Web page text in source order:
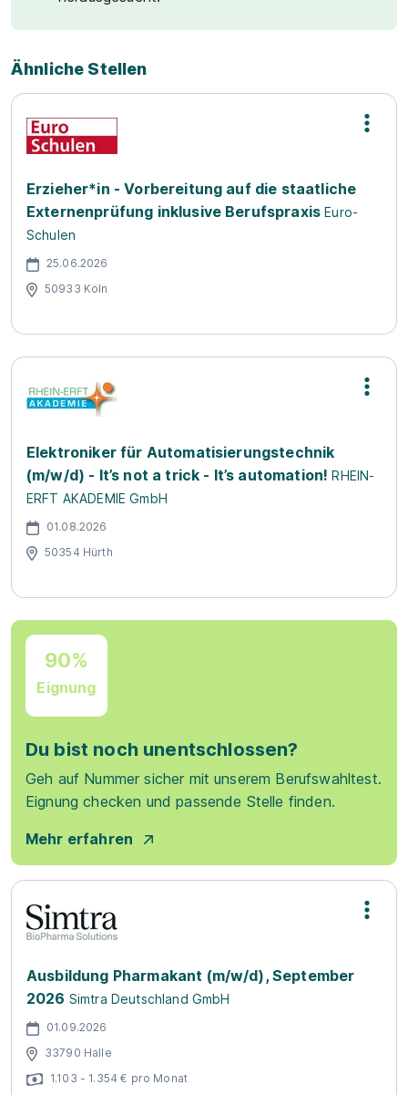
Ähnliche Stellen
Erzieher*in - Vorbereitung auf die staatliche
Externenprüfung inklusive Berufspraxis Euro-
Schulen
25.06.2026
50933 Köln
Elektroniker für Automatisierungstechnik
(m/w/d) - It’s not a trick - It’s automation! RHEIN-
ERFT AKADEMIE GmbH
01.08.2026
50354 Hürth
90%
Eignung
Du bist noch unentschlossen?
Geh auf Nummer sicher mit unserem Berufswahltest.
Eignung checken und passende Stelle finden.
Mehr erfahren
Ausbildung Pharmakant (m/w/d), September
2026 Simtra Deutschland GmbH
01.09.2026
33790 Halle
1.103 - 1.354 € pro Monat